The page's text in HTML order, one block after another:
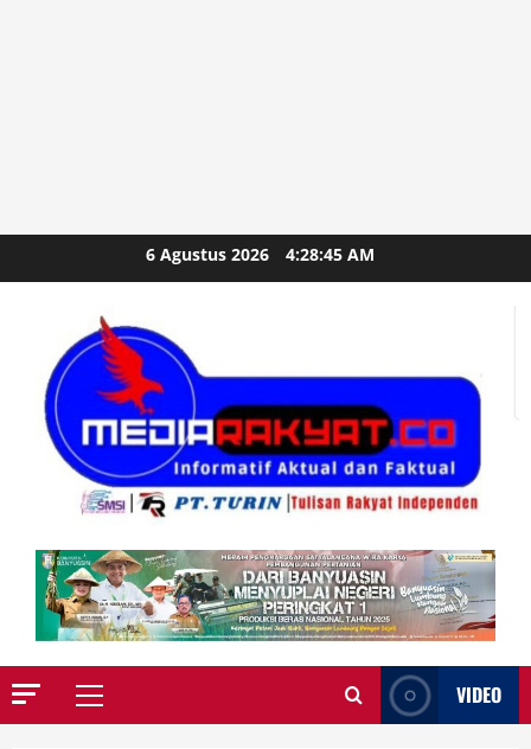
to
6 Agustus 2026 4:28:47 AM
Primary
VIDEO